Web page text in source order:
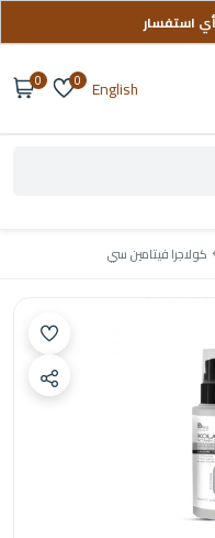
استفسار
999 ج
English
0
0
كولاجرا فيتامين سي